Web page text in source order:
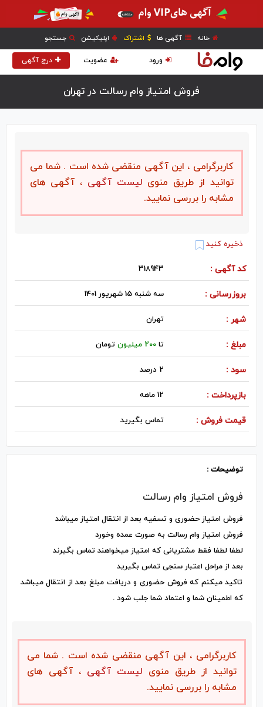
خانه آگهی ها اشتراک اپلیکیشن جستجو
درج آگهی عضویت ورود
فروش امتیاز وام رسالت در تهران
کاربرگرامی ، این آگهی منقضی شده است . شما می
توانید از طریق منوی لیست آگهی ، آگهی های
مشابه را بررسی نمایید.
ذخیره کنید
کد آگهی : 318943
بروزرسانی : سه شنبه 15 شهریور 1401
شهر : تهران
مبلغ : تا200 میلیون تومان
سود : 2 درصد
بازپرداخت : 12 ماهه
قیمت فروش : تماس بگیرید
توضیحات :
فروش امتیاز وام رسالت
فروش امتیاز حضوری و تسفیه بعد از انتقال امتیاز میباشد
فروش امتیاز وام رسالت به صورت عمده و‌خورد
لطفا لطفا فقط مشتریانی که امتیاز میخواهند تماس بگیرند
بعد از مراحل اعتبار سنجی تماس بگیرید
تاکید میکنم که فروش حضوری و‌ دریافت مبلغ بعد از انتقال میباشد
که اطمینان شما و اعتماد شما جلب شود .
کاربرگرامی ، این آگهی منقضی شده است . شما می
توانید از طریق منوی لیست آگهی، آگهی های
مشابه را بررسی نمایید.